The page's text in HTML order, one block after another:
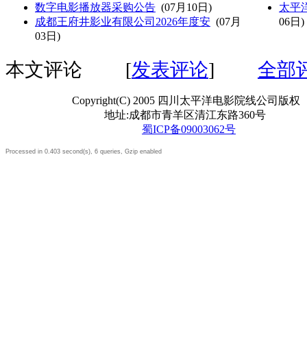
数字电影播放器采购公告 (07月10日)
成都王府井影业有限公司2026年度安 (07月
03日)
太平
06日)
本文评论 [发表评论] 全部
Copyright(C) 2005 四川太平洋电影院线公司版权
地址:成都市青羊区清江东路360号
蜀ICP备09003062号
Processed in 0.403 second(s), 6 queries, Gzip enabled